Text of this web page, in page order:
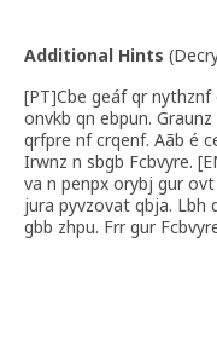
Additional Hints (
[PT]Cbe geáf qr nythznf
onvkb qn ebpun.
qrfpre nf crqenf. Aãb é
Irwnz n sbgb Fcbvyre.
va n penpx orybj gur
jura pyvzovat qbja. Lbh
gbb zhpu. Frr gur